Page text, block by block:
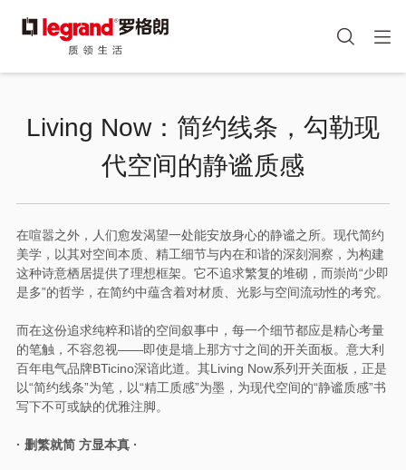
到
主
要
内
容
图
手机端头部icon
Living Now：简约线条，勾勒现
代空间的静谧质感
在喧嚣之外，人们愈发渴望一处能安放身心的静谧之所。现代简约
美学，以其对空间本质、精工细节与内在和谐的深刻洞察，为构建
这种诗意栖居提供了理想框架。它不追求繁复的堆砌，而崇尚“少即
是多”的哲学，在简约中蕴含着对材质、光影与空间流动性的考究。
而在这份追求纯粹和谐的空间叙事中，每一个细节都应是精心考量
的笔触，不容忽视——即使是墙上那方寸之间的开关面板。意大利
百年电气品牌BTicino深谙此道。其Living Now系列开关面板，正是
以“简约线条”为笔，以“精工质感”为墨，为现代空间的“静谧质感”书
写下不可或缺的优雅注脚。
· 删繁就简 方显本真 ·